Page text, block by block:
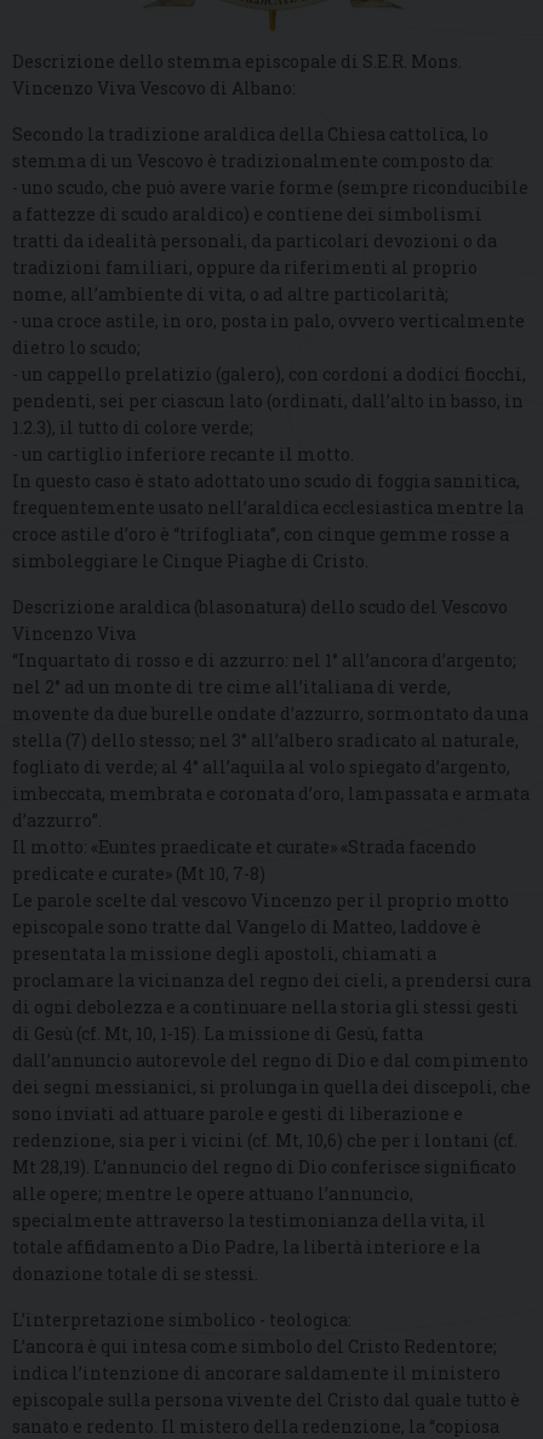
Descrizione dello stemma episcopale di S.E.R. Mons.
Vincenzo Viva Vescovo di Albano:
Secondo la tradizione araldica della Chiesa cattolica, lo
stemma di un Vescovo è tradizionalmente composto da:
- uno scudo, che può avere varie forme (sempre riconducibile
a fattezze di scudo araldico) e contiene dei simbolismi
tratti da idealità personali, da particolari devozioni o da
tradizioni familiari, oppure da riferimenti al proprio
nome, all’ambiente di vita, o ad altre particolarità;
- una croce astile, in oro, posta in palo, ovvero verticalmente
dietro lo scudo;
- un cappello prelatizio (galero), con cordoni a dodici fiocchi,
pendenti, sei per ciascun lato (ordinati, dall’alto in basso, in
1.2.3), il tutto di colore verde;
- un cartiglio inferiore recante il motto.
In questo caso è stato adottato uno scudo di foggia sannitica,
frequentemente usato nell’araldica ecclesiastica mentre la
croce astile d’oro è “trifogliata”, con cinque gemme rosse a
simboleggiare le Cinque Piaghe di Cristo.
Descrizione araldica (blasonatura) dello scudo del Vescovo
Vincenzo Viva
“Inquartato di rosso e di azzurro: nel 1° all’ancora d’argento;
nel 2° ad un monte di tre cime all’italiana di verde,
movente da due burelle ondate d’azzurro, sormontato da una
stella (7) dello stesso; nel 3° all’albero sradicato al naturale,
fogliato di verde; al 4° all’aquila al volo spiegato d’argento,
imbeccata, membrata e coronata d’oro, lampassata e armata
d’azzurro”.
Il motto: «Euntes praedicate et curate» «Strada facendo
predicate e curate» (Mt 10, 7-8)
Le parole scelte dal vescovo Vincenzo per il proprio motto
episcopale sono tratte dal Vangelo di Matteo, laddove è
presentata la missione degli apostoli, chiamati a
proclamare la vicinanza del regno dei cieli, a prendersi cura
di ogni debolezza e a continuare nella storia gli stessi gesti
di Gesù (cf. Mt, 10, 1-15). La missione di Gesù, fatta
dall’annuncio autorevole del regno di Dio e dal compimento
dei segni messianici, si prolunga in quella dei discepoli, che
sono inviati ad attuare parole e gesti di liberazione e
redenzione, sia per i vicini (cf. Mt, 10,6) che per i lontani (cf.
Mt 28,19). L’annuncio del regno di Dio conferisce significato
alle opere; mentre le opere attuano l’annuncio,
specialmente attraverso la testimonianza della vita, il
totale affidamento a Dio Padre, la libertà interiore e la
donazione totale di se stessi.
L’interpretazione simbolico - teologica:
L’ancora è qui intesa come simbolo del Cristo Redentore;
indica l’intenzione di ancorare saldamente il ministero
episcopale sulla persona vivente del Cristo dal quale tutto è
sanato e redento. Il mistero della redenzione, la “copiosa